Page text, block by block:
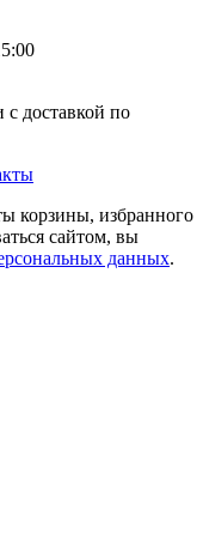
с доставкой по
корзины, избранного
сайтом, вы
данных.